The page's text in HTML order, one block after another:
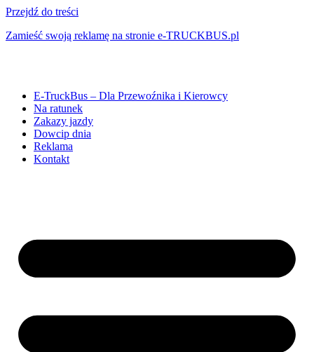
Przejdź do treści
Zamieść swoją reklamę na stronie e-TRUCKBUS.pl
E-TruckBus – Dla Przewoźnika i Kierowcy
Na ratunek
Zakazy jazdy
Dowcip dnia
Reklama
Kontakt